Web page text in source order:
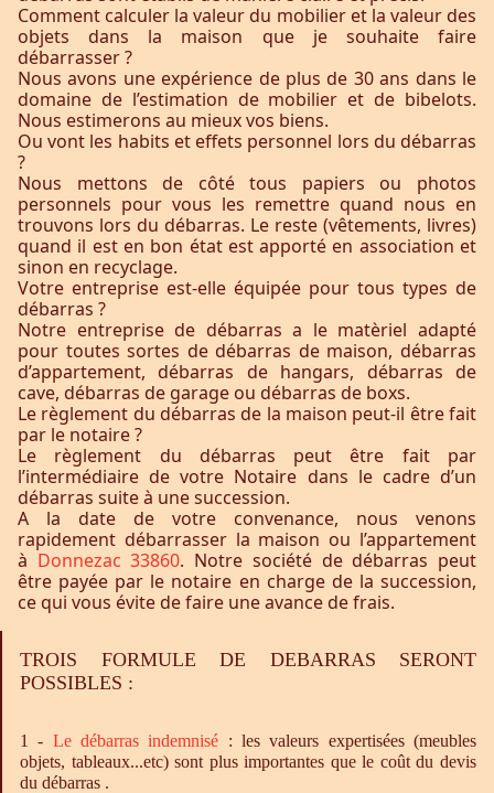
Comment calculer la valeur du mobilier et la valeur des
objets dans la maison que je souhaite faire
débarrasser ?
Nous avons une expérience de plus de 30 ans dans le
domaine de l’estimation de mobilier et de bibelots.
Nous estimerons au mieux vos biens.
Ou vont les habits et effets personnel lors du débarras
?
Nous mettons de côté tous papiers ou photos
personnels pour vous les remettre quand nous en
trouvons lors du débarras. Le reste (vêtements, livres)
quand il est en bon état est apporté en association et
sinon en recyclage.
Votre entreprise est-elle équipée pour tous types de
débarras ?
Notre entreprise de débarras a le matèriel adapté
pour toutes sortes de débarras de maison, débarras
d’appartement, débarras de hangars, débarras de
cave, débarras de garage ou débarras de boxs.
Le règlement du débarras de la maison peut-il être fait
par le notaire ?
Le règlement du débarras peut être fait par
l’intermédiaire de votre Notaire dans le cadre d’un
débarras suite à une succession.
A la date de votre convenance, nous venons
rapidement débarrasser la maison ou l’appartement
à Donnezac 33860. Notre société de débarras peut
être payée par le notaire en charge de la succession,
ce qui vous évite de faire une avance de frais.
TROIS FORMULE DE DEBARRAS SERONT
POSSIBLES :
1 - Ledébarras indemnisé : les valeurs expertisées (meubles
objets, tableaux...etc) sont plus importantes que le coût du devis
du débarras .